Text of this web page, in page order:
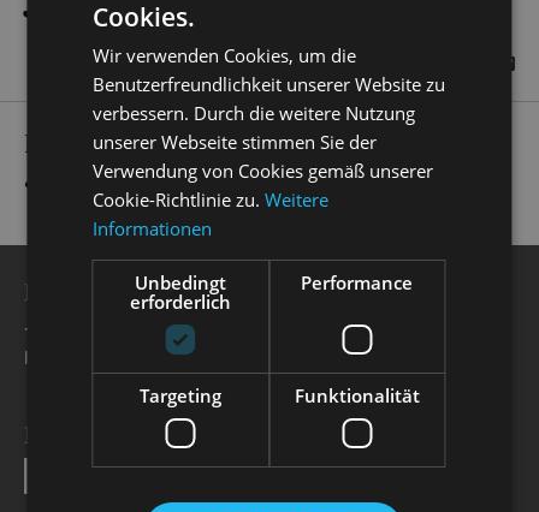
PRODUCTIONS
Pariser Leben “ Bühne
BESUCHERSERVICE
+49 351 32042 222
karten@staatsoperette.de
NEWSLETTER
Cookies.
Wir verwenden Cookies, um die
Benutzerfreundlichkeit unserer Website zu
verbessern. Durch die weitere Nutzung
unserer Webseite stimmen Sie der
Verwendung von Cookies gemäß unserer
Cookie-Richtlinie zu.Weitere
Informationen
Unbedingt
erforderlich
Performance
Targeting Funktionalität